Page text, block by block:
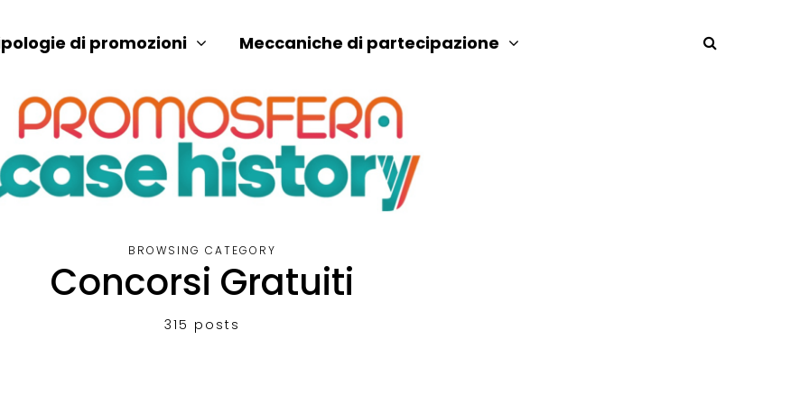
di promozioni Meccaniche di partecipazione
BROWSING CATEGORY
Concorsi Gratuiti
315 posts